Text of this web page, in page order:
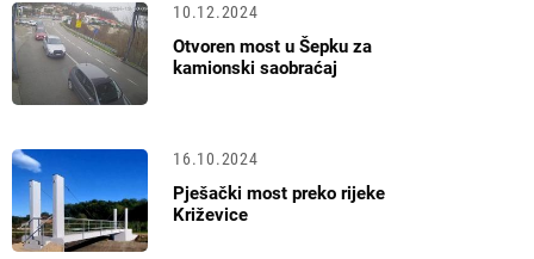
10.12.2024
Otvoren most u Šepku za
kamionski saobraćaj
16.10.2024
Pješački most preko rijeke
Križevice